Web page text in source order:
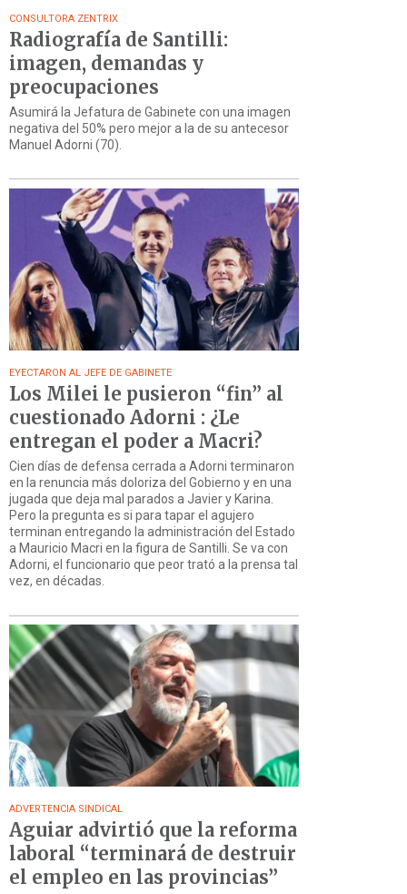
CONSULTORA ZENTRIX
Radiografía de Santilli:
imagen, demandas y
preocupaciones
Asumirá la Jefatura de Gabinete con una imagen
negativa del 50% pero mejor a la de su antecesor
Manuel Adorni (70).
EYECTARON AL JEFE DE GABINETE
Los Milei le pusieron “fin” al
cuestionado Adorni : ¿Le
entregan el poder a Macri?
Cien días de defensa cerrada a Adorni terminaron
en la renuncia más doloriza del Gobierno y en una
jugada que deja mal parados a Javier y Karina.
Pero la pregunta es si para tapar el agujero
terminan entregando la administración del Estado
a Mauricio Macri en la figura de Santilli. Se va con
Adorni, el funcionario que peor trató a la prensa tal
vez, en décadas.
ADVERTENCIA SINDICAL
Aguiar advirtió que la reforma
laboral “terminará de destruir
el empleo en las provincias”